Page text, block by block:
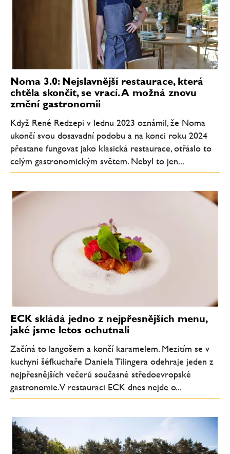
Noma 3.0: Nejslavnější restaurace, která
chtěla skončit, se vrací. A možná znovu
změní gastronomii
Když René Redzepi v lednu 2023 oznámil, že Noma
ukončí svou dosavadní podobu a na konci roku 2024
přestane fungovat jako klasická restaurace, otřáslo to
celým gastronomickým světem. Nebyl to jen...
ECK skládá jedno z nejpřesnějších menu,
jaké jsme letos ochutnali
Začíná to langošem a končí karamelem. Mezitím se v
kuchyni šéfkuchaře Daniela Tilingera odehraje jeden z
nejpřesnějších večerů současné středoevropské
gastronomie. V restauraci ECK dnes nejde o...